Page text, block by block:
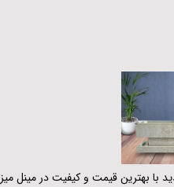
با بهترین قیمت و کیفیت در مینل میز